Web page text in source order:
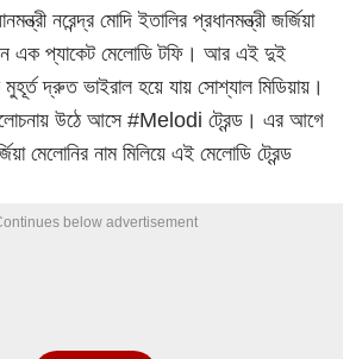
নরেন্দ্র মোদি ইতালির প্রধানমন্ত্রী জর্জিয়া
এক প্যাকেট মেলোডি টফি। আর এই দুই
মুহূর্ত দ্রুত ভাইরাল হয়ে যায় সোশ্যাল মিডিয়ায়।
উঠে আসে #Melodi ট্রেন্ড। এর আগে
মেলোনির নাম মিলিয়ে এই মেলোডি ট্রেন্ড
below advertisement